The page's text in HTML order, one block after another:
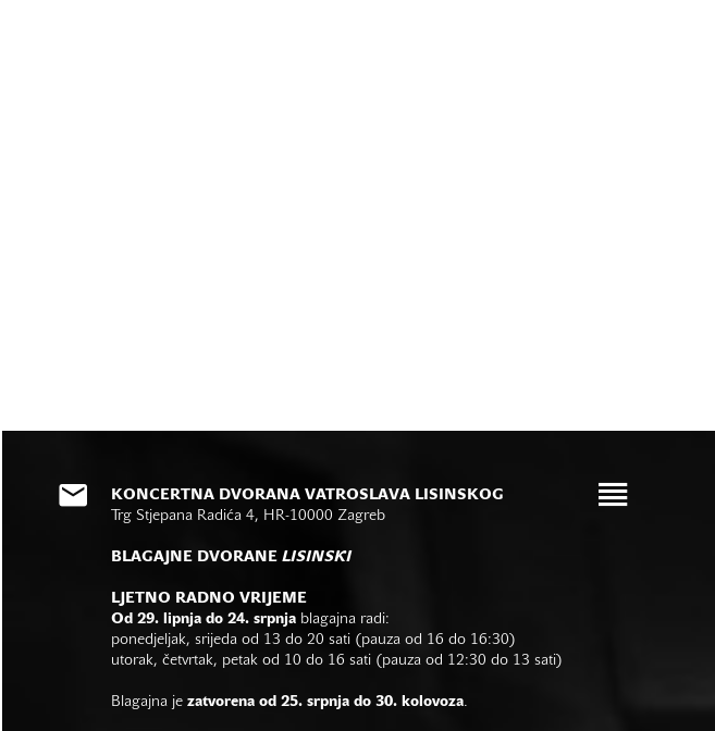
KONCERTNA DVORANA VATROSLAVA LISINSKOG
Trg Stjepana Radića 4, HR-10000 Zagreb
BLAGAJNE DVORANE LISINSKI
LJETNO RADNO VRIJEME
Od 29. lipnja do 24. srpnja blagajna radi:
ponedjeljak, srijeda od 13 do 20 sati (pauza od 16 do 16:30)
utorak, četvrtak, petak od 10 do 16 sati (pauza od 12:30 do 13 sati)
Blagajna je zatvorena od 25. srpnja do 30. kolovoza.